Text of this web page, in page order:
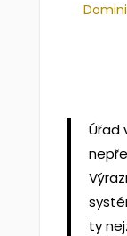
Úřad
ty